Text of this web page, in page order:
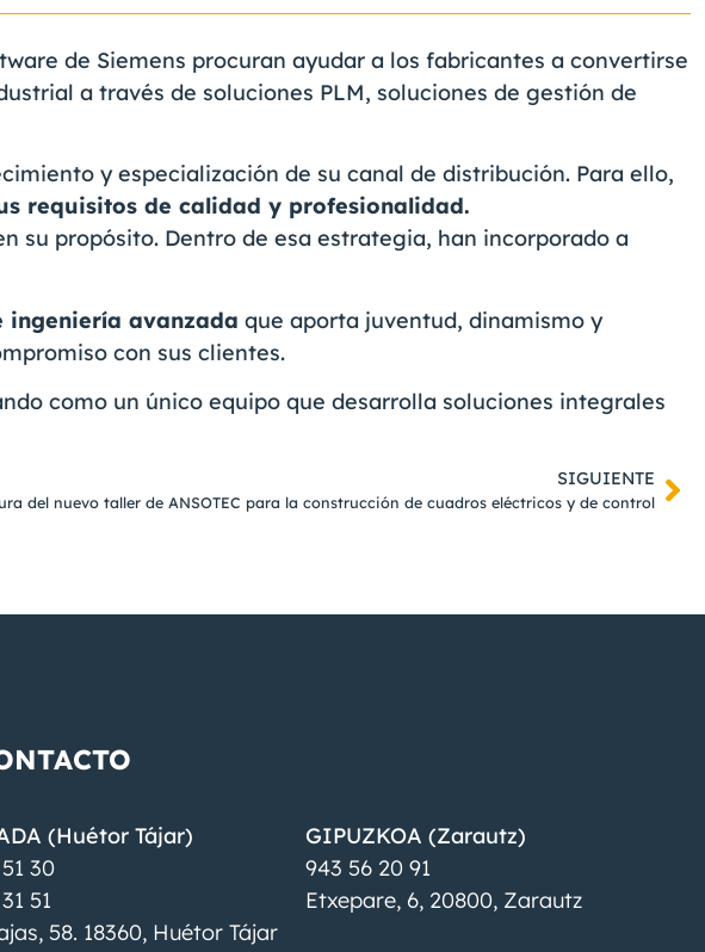
de Siemens procuran ayudar a los fabricantes a convertirse
a través de soluciones PLM, soluciones de gestión de
y especialización de su canal de distribución. Para ello,
requisitos de calidad y profesionalidad.
su propósito. Dentro de esa estrategia, han incorporado a
ingeniería avanzada que aporta juventud, dinamismo y
con sus clientes.
como un único equipo que desarrolla soluciones integrales
SIGUIENTE
del nuevo taller de ANSOTEC para la construcción de cuadros eléctricos y de control
(Huétor Tájar)
30
51
58. 18360, Huétor Tájar
GIPUZKOA (Zarautz)
943 56 20 91
Etxepare, 6, 20800, Zarautz